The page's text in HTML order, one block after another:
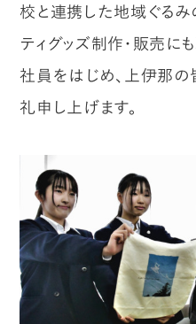
校と連携した地域ぐるみ
ティグッズ制作・販売に
社員をはじめ、上伊那
礼申し上げます。